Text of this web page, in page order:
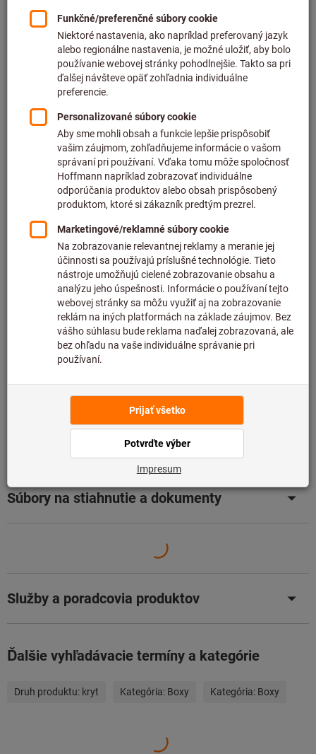
Cena za 1 ks
plus náklady na dopravu
Individuálne ceny pre obchodných zákazníkov po
prihlásení.
NBC43 NBC64
Do nákupného košíka
Dodanie ihneď
Pridať do zoznamu želaní Zdieľajte položku
Katalóg
Podrobnosti o výrobku
Súbory na stiahnutie a dokumenty
Služby a poradcovia produktov
Ďalšie vyhľadávacie termíny a kategórie
Druh produktu: kryt Kategória: Boxy Kategória: Boxy